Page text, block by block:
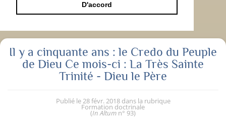
D'accord
Il y a cinquante ans : le Credo du Peuple
de Dieu Ce mois-ci : La Très Sainte
Trinité - Dieu le Père
Publié le28 févr. 2018 dans la rubrique
Formation doctrinale
(In Altum n° 93)